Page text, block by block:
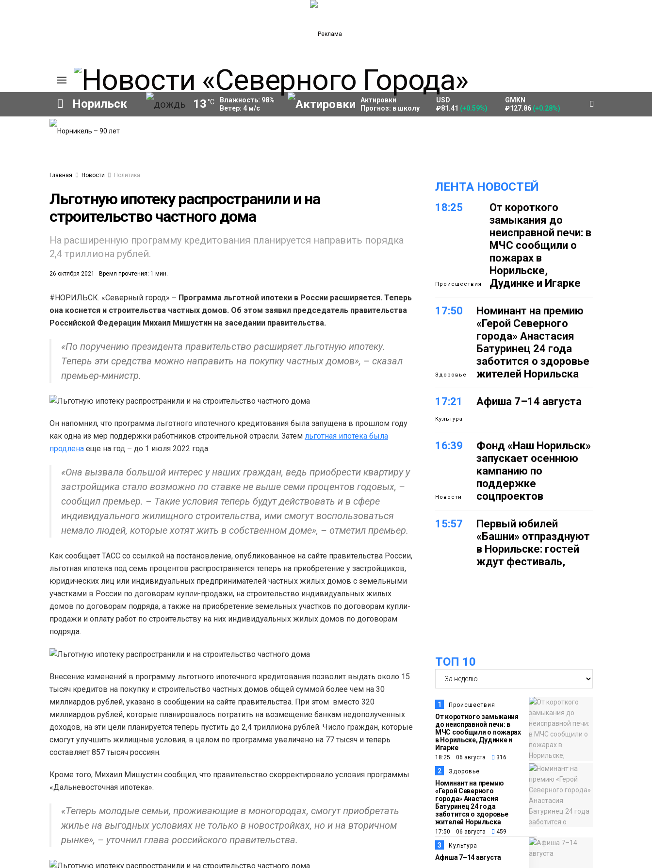
Норильск 13 °C Влажность: 98%
Ветер: 4м/с
Актировки
Прогноз: в школу
USD
₽81.41 (+0.59%)
GMKN
₽127.86 (+0.28%)
Главная Новости Политика
Льготную ипотеку распространили и на
строительство частного дома
На расширенную программу кредитования планируется направить порядка
2,4 триллиона рублей.
26 октября 2021 Время прочтения: 1 мин.
#НОРИЛЬСК. «Северный город» – Программа льготной ипотеки в России расширяется. Теперь
она коснется и строительства частных домов. Об этом заявил председатель правительства
Российской Федерации Михаил Мишустин на заседании правительства.
«По поручению президента правительство расширяет льготную ипотеку.
Теперь эти средства можно направить на покупку частных домов», – сказал
премьер-министр.
Он напомнил, что программа льготного ипотечного кредитования была запущена в прошлом году
как одна из мер поддержки работников строительной отрасли. Затем льготная ипотека была
продлена еще на год – до 1 июля 2022 года.
«Она вызвала большой интерес у наших граждан, ведь приобрести квартиру у
застройщика стало возможно по ставке не выше семи процентов годовых, –
сообщил премьер. – Такие условия теперь будут действовать и в сфере
индивидуального жилищного строительства, ими смогут воспользоваться
немало людей, которые хотят жить в собственном доме», – отметил премьер.
Как сообщает ТАСС со ссылкой на постановление, опубликованное на сайте правительства России,
льготная ипотека под семь процентов распространяется теперь на приобретение у застройщиков,
юридических лиц или индивидуальных предпринимателей частных жилых домов с земельными
участками в России по договорам купли-продажи, на строительство индивидуальных жилых
домов по договорам подряда, а также на приобретение земельных участков по договорам купли-
продажи и оплату работ по строительству на них индивидуальных жилых домов по договорам
подряда.
Внесение изменений в программу льготного ипотечного кредитования позволит выдать около 15
тысяч кредитов на покупку и строительство частных домов общей суммой более чем на 30
миллиардов рублей, указано в сообщении на сайте правительства. При этом вместо 320
миллиардов рублей, которые планировалось потратить на возмещение банкам недополученных
доходов, на эти цели планируется теперь пустить до 2,4 триллиона рублей. Число граждан, которые
смогут улучшить жилищные условия, в целом по программе увеличено на 77 тысяч и теперь
составляет 857 тысяч россиян.
Кроме того, Михаил Мишустин сообщил, что правительство скорректировало условия программы
«Дальневосточная ипотека».
«Теперь молодые семьи, проживающие в моногородах, смогут приобретать
жилье на выгодных условиях не только в новостройках, но и на вторичном
рынке», – уточнил глава российского правительства.
ЛЕНТА НОВОСТЕЙ
18:25
Происшествия
От короткого
замыкания до
неисправной печи: в
МЧС сообщили о
пожарах в
Норильске,
Дудинке и Игарке
17:50
Здоровье
Номинант на премию
«Герой Северного
города» Анастасия
Батуринец 24 года
заботится о здоровье
жителей Норильска
17:21
Культура
Афиша 7–14 августа
16:39
Новости
Фонд «Наш Норильск»
запускает осеннюю
кампанию по
поддержке
соцпроектов
15:57
Первый юбилей
«Башни» отпразднуют
в Норильске: гостей
ждут фестиваль,
14:36
Плато
Путорана
На плато Путорана
создадут систему
наблюдения за вечной
мерзлотой и очистят
территорию от мусора
13:47
Новости
Заполярный
транспортный филиал
в Дудинке
заасфальтировал 47
тысяч «квадратов»
грузовых площадок
13:10
В Норильске лыжную
базу «Оль-Гуль»
ТОП 10
1 Происшествия
От короткого замыкания
до неисправной печи: в
МЧС сообщили о пожарах
в Норильске, Дудинке и
Игарке
18:25 06 августа 316
2 Здоровье
Номинант на премию
«Герой Северного
города» Анастасия
Батуринец 24 года
заботится о здоровье
жителей Норильска
17:50 06 августа 459
3 Культура
Афиша 7–14 августа